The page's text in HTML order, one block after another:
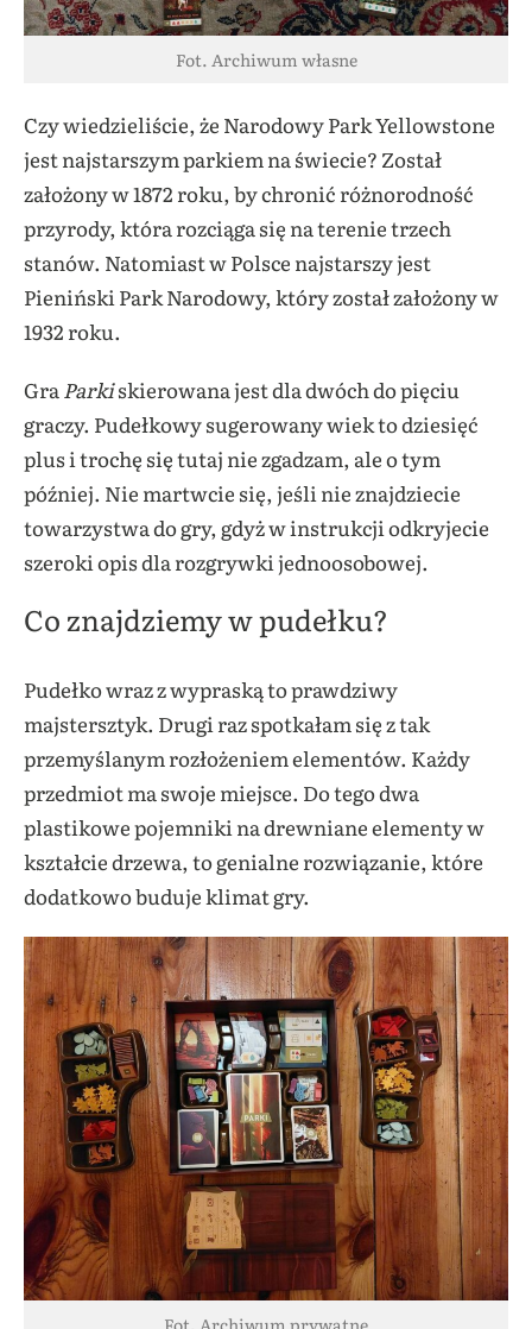
Fot. Archiwum własne
Czy wiedzieliście, że Narodowy Park Yellowstone
jest najstarszym parkiem na świecie? Został
założony w 1872 roku, by chronić różnorodność
przyrody, która rozciąga się na terenie trzech
stanów. Natomiast w Polsce najstarszy jest
Pieniński Park Narodowy, który został założony w
1932 roku.
GraParkiskierowana jest dla dwóch do pięciu
graczy. Pudełkowy sugerowany wiek to dziesięć
plus i trochę się tutaj nie zgadzam, ale o tym
później. Nie martwcie się, jeśli nie znajdziecie
towarzystwa do gry, gdyż w instrukcji odkryjecie
szeroki opis dla rozgrywki jednoosobowej.
Co znajdziemy w pudełku?
Pudełko wraz z wypraską to prawdziwy
majstersztyk. Drugi raz spotkałam się z tak
przemyślanym rozłożeniem elementów. Każdy
przedmiot ma swoje miejsce. Do tego dwa
plastikowe pojemniki na drewniane elementy w
kształcie drzewa, to genialne rozwiązanie, które
dodatkowo buduje klimat gry.
Fot. Archiwum prywatne